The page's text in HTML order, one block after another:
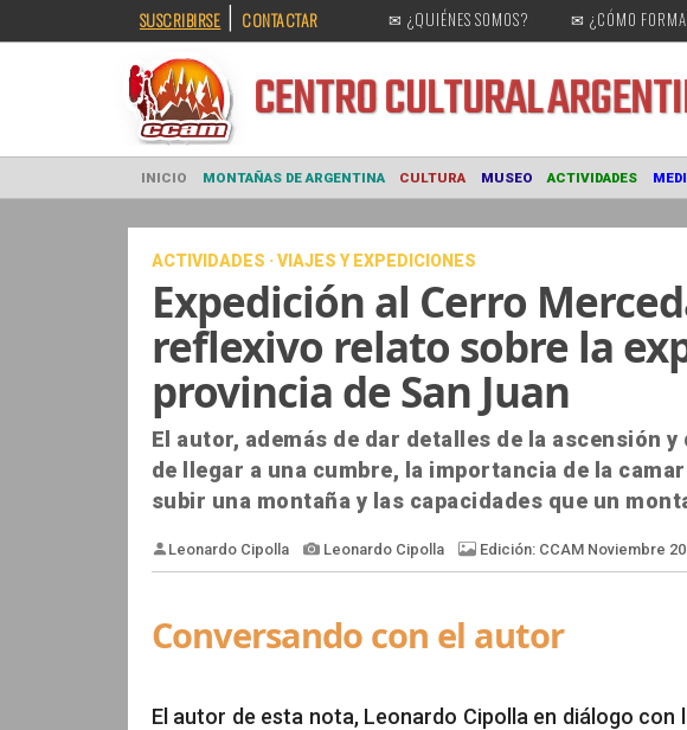
SUSCRIBIRSE | CONTACTAR ✉ ¿QUIÉNES SOMOS? ✉ ¿CÓMO
CENTRO CULTURAL
INICIO MONTAÑAS DE ARGENTINA CULTURA MUSEO
ACTIVIDADES · VIAJES Y EXPEDICIONES
Expedición al Cerro
reflexivo relato sobre la
provincia de San Juan
El autor, además de dar detalles de la ascensión
de llegar a una cumbre, la importancia de la
subir una montaña y las capacidades que un
Conversando con el autor
El autor de esta nota, Leonardo Cipolla en diálogo